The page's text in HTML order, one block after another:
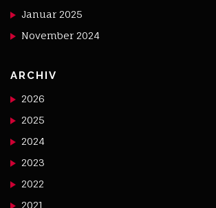
Januar 2025
November 2024
ARCHIV
2026
2025
2024
2023
2022
2021